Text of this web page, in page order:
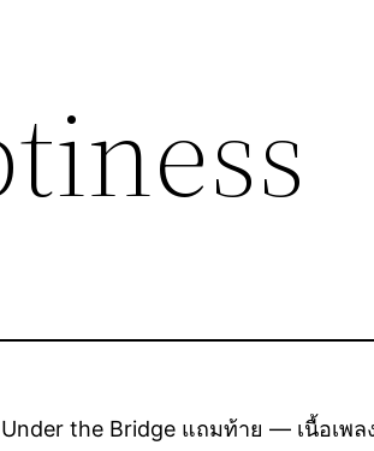
the Bridge แถมท้าย — เนื้อเพล